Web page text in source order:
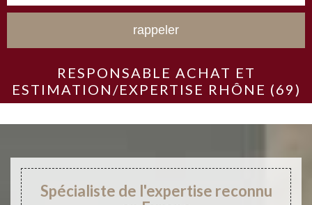
RESPONSABLE ACHAT ET
ESTIMATION/EXPERTISE RHÔNE (69)
Spécialiste de l'expertise reconnu